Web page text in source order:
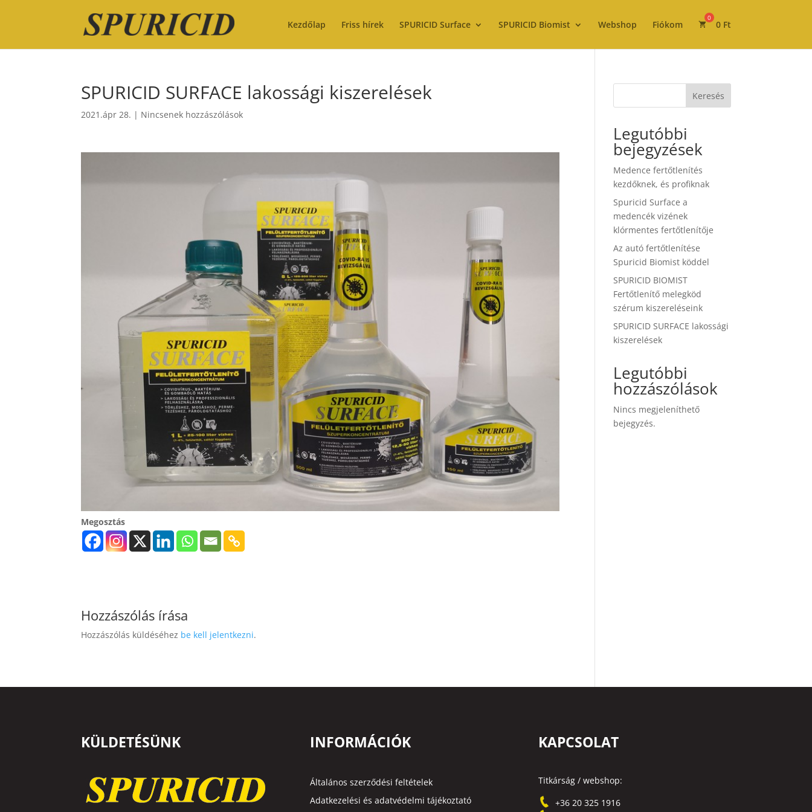
Kezdőlap Friss hírek SPURICID Surface SPURICID Biomist Webshop Fiókom 0 Ft
SPURICID SURFACE lakossági kiszerelések
2021.ápr 28. | Nincsenek hozzászólások
Megosztás
Hozzászólás írása
Hozzászólás küldéséhez be kell jelentkezni.
Keresés
Legutóbbi
bejegyzések
Medence fertőtlenítés
kezdőknek, és profiknak
Spuricid Surface a
medencék vizének
klórmentes fertőtlenítője
Az autó fertőtlenítése
Spuricid Biomist köddel
SPURICID BIOMIST
Fertőtlenítő melegköd
szérum kiszereléseink
SPURICID SURFACE lakossági
kiszerelések
Legutóbbi
hozzászólások
Nincs megjeleníthető
bejegyzés.
KÜLDETÉSÜNK INFORMÁCIÓK
Általános szerződési feltételek
Adatkezelési és adatvédelmi tájékoztató
KAPCSOLAT
Titkárság / webshop:
+36 20 325 1916